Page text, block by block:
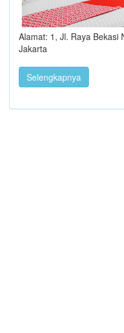
Alamat: 1, Jl. Raya Bekasi
Jakarta
Selengkapnya